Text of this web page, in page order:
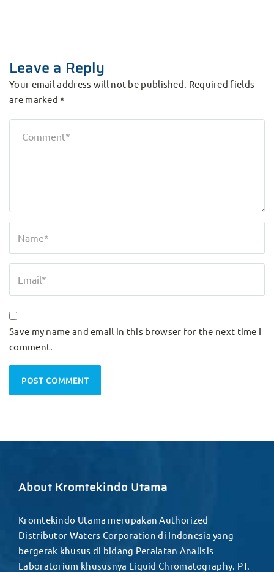
Leave a Reply
Your email address will not be published. Required fields
are marked*
Save my name and email in this browser for the next time I
comment.
About Kromtekindo Utama
Kromtekindo Utama merupakan Authorized
Distributor Waters Corporation di Indonesia yang
bergerak khusus di bidang Peralatan Analisis
Laboratorium khususnya Liquid Chromatography. PT.